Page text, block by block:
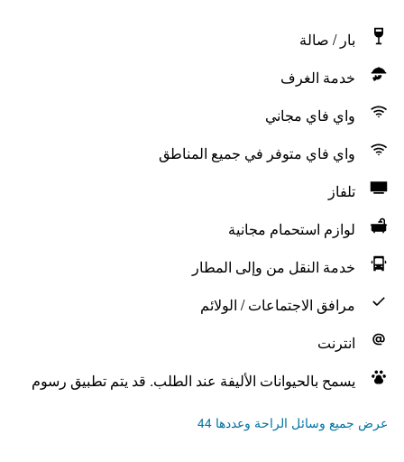
بار / صالة
خدمة الغرف
واي فاي مجاني
واي فاي متوفر في جميع المناطق
تلفاز
لوازم استحمام مجانية
خدمة النقل من وإلى المطار
مرافق الاجتماعات / الولائم
انترنت
يسمح بالحيوانات الأليفة عند الطلب. قد يتم تطبيق رسوم
عرض جميع وسائل الراحة وعددها 44